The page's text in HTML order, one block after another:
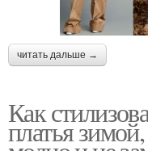
читать дальше →
Как
платья